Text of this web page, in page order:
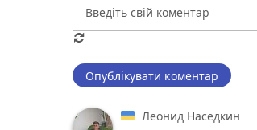
Опублікувати коментар
Леонид Наседкин